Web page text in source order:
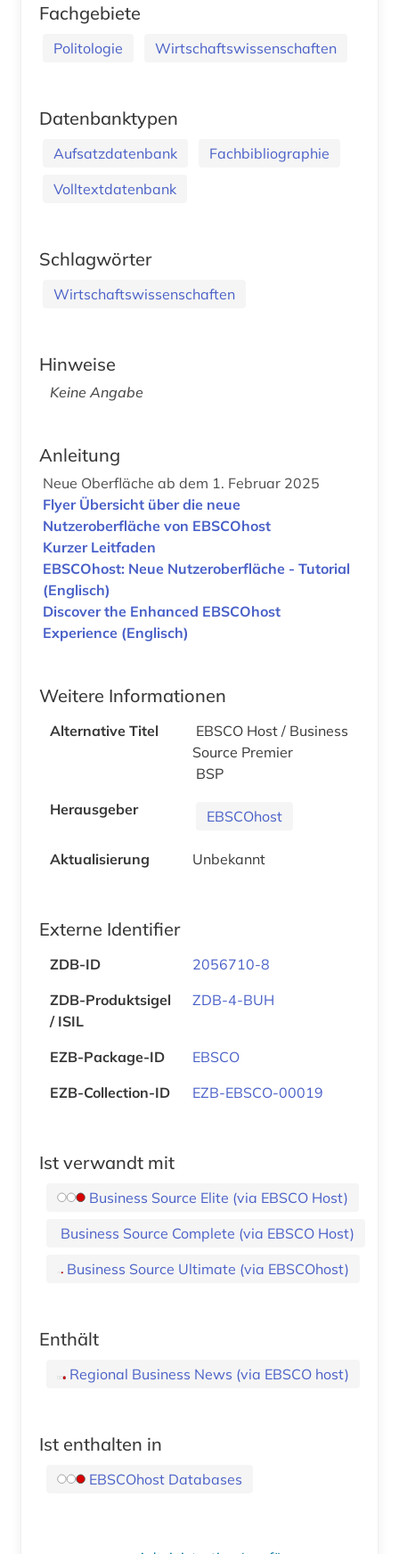
Fachgebiete
Politologie Wirtschaftswissenschaften
Datenbanktypen
Aufsatzdatenbank
Fachbibliographie
Volltextdatenbank
Schlagwörter
Wirtschaftswissenschaften
Hinweise
Keine Angabe
Anleitung
Neue Oberfläche ab dem 1. Februar 2025
Flyer Übersicht über die neue
Nutzeroberfläche von EBSCOhost
Kurzer Leitfaden
EBSCOhost: Neue Nutzeroberfläche - Tutorial
(Englisch)
Discover the Enhanced EBSCOhost
Experience (Englisch)
Weitere Informationen
Alternative Titel
EBSCO Host / Business
Source Premier
BSP
Herausgeber
EBSCOhost
Aktualisierung Unbekannt
Externe Identifier
ZDB-ID
2056710-8
ZDB-Produktsigel
/ ISIL
ZDB-4-BUH
EZB-Package-ID
EBSCO
EZB-Collection-ID
EZB-EBSCO-00019
Ist verwandt mit
Business Source Elite (via EBSCO Host)
Business Source Complete (via EBSCO Host)
Business Source Ultimate (via EBSCOhost)
Enthält
Regional Business News (via EBSCO host)
Ist enthalten in
EBSCOhost Databases